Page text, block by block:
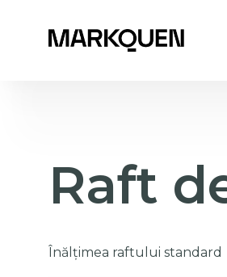
Raft
Înălțimea raftului standard